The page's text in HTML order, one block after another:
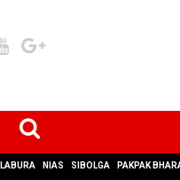
LABURA NIAS SIBOLGA PAKPAK